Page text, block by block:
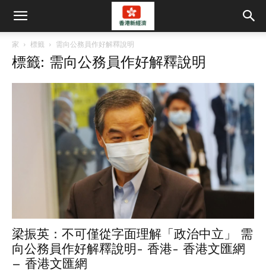
家 標籤 需向公務員作好解釋說明
標籤: 需向公務員作好解釋說明
梁振英：不可僅從字面理解「政治中立」 需
向公務員作好解釋說明- 香港- 香港文匯網
– 香港文匯網